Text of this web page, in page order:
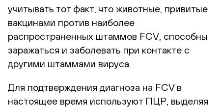
учитывать тот факт, что животные, привитые
вакцинами против наиболее
распространенных штаммов FCV, способны
заражаться и заболевать при контакте с
другими штаммами вируса.
Для подтверждения диагноза на FCV в
настоящее время используют ПЦР, выделяя